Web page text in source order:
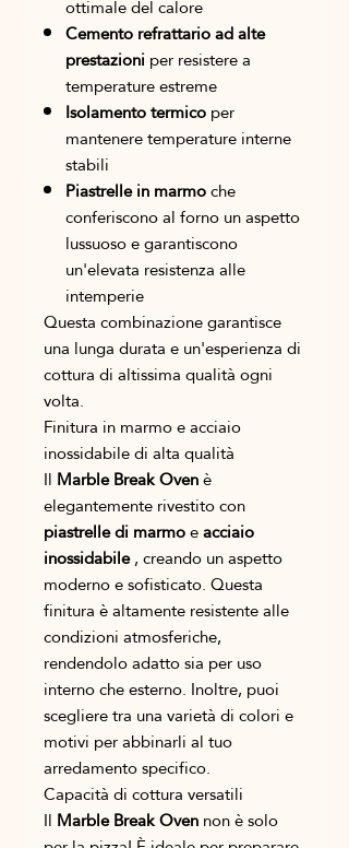
ottimale del calore
Cemento refrattario ad alte
prestazioniper resistere a
temperature estreme
Isolamento termicoper
mantenere temperature interne
stabili
Piastrelle in marmoche
conferiscono al forno un aspetto
lussuoso e garantiscono
un'elevata resistenza alle
intemperie
Questa combinazione garantisce
una lunga durata e un'esperienza di
cottura di altissima qualità ogni
volta.
Finitura in marmo e acciaio
inossidabile di alta qualità
Il Marble Break Ovenè
elegantemente rivestito con
piastrelle di marmoeacciaio
inossidabile, creando un aspetto
moderno e sofisticato. Questa
finitura è altamente resistente alle
condizioni atmosferiche,
rendendolo adatto sia per uso
interno che esterno. Inoltre, puoi
scegliere tra una varietà di colori e
motivi per abbinarli al tuo
arredamento specifico.
Capacità di cottura versatili
Il Marble Break Ovennon è solo